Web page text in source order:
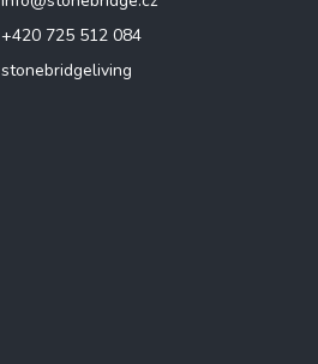
+420 725 512 084
stonebridgeliving